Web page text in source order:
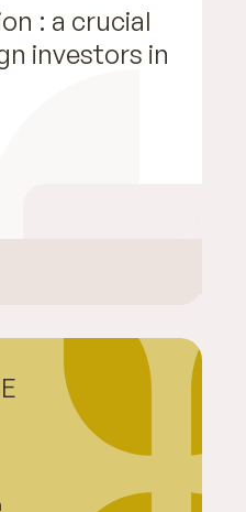
: a crucial
investors in